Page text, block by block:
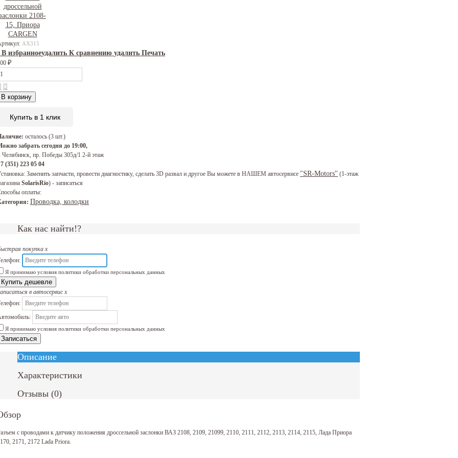
AX315
В избранноеудалить К сравнению удалить Печать
₽
В корзину
Купить в 1 клик
осталось (3 шт.)
забрать сегодня до 19:00,
Челябинск, пр. Победы 305д/1 2-й этаж
(351) 223 05 04
Заменить запчасти, провести диагностику, сделать 3D развал и другое Вы можете в НАШЕМ автосервисе "SR-Motors" (1-этаж
SolarisRio) - записаться
оплаты:
Проводка, колодки
Как нас найти!?
покупка x
Я принимаю условия политики обработки персональных данных
Купить дешевле
в автосервис x
Я принимаю условия политики обработки персональных данных
Записаться
Описание
Характеристики
Отзывы (0)
с проводами к датчику положения дроссельной заслонки ВАЗ 2108, 2109, 21099, 2110, 2111, 2112, 2113, 2114, 2115, Лада Приора
2171, 2172 Lada Priora.